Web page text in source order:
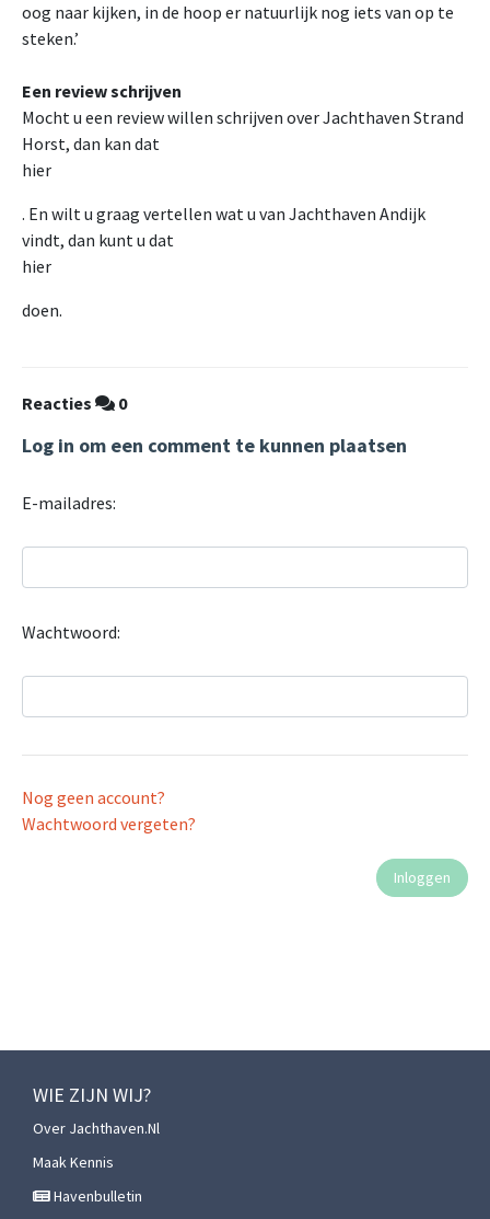
oog naar kijken, in de hoop er natuurlijk nog iets van op te
steken.’
Een review schrijven
Mocht u een review willen schrijven over Jachthaven Strand
Horst, dan kan dat
hier
. En wilt u graag vertellen wat u van Jachthaven Andijk
vindt, dan kunt u dat
hier
doen.
Reacties 0
Log in om een comment te kunnen plaatsen
E-mailadres:
Wachtwoord:
Nog geen account?
Wachtwoord vergeten?
WIE ZIJN WIJ?
Over Jachthaven.nl
Maak Kennis
Havenbulletin